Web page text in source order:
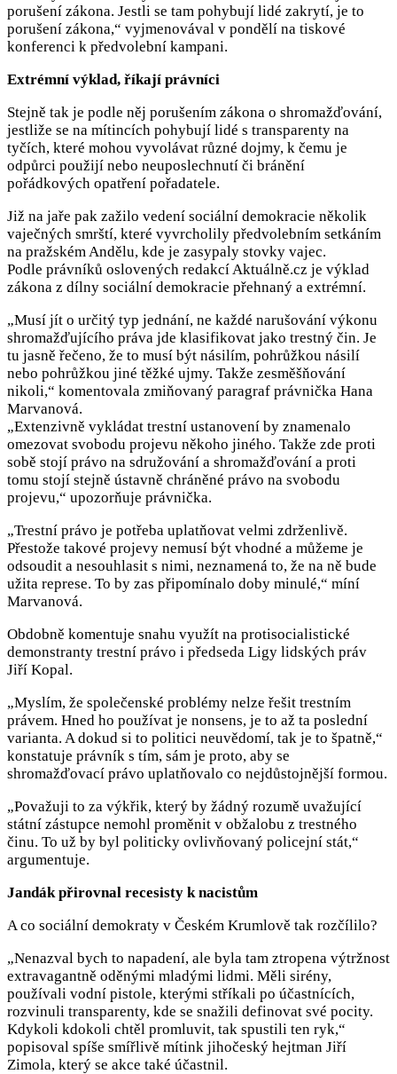
porušení zákona. Jestli se tam pohybují lidé zakrytí, je to
porušení zákona,“ vyjmenovával v pondělí na tiskové
konferenci k předvolební kampani.
Extrémní výklad, říkají právníci
Stejně tak je podle něj porušením zákona o shromažďování,
jestliže se na mítincích pohybují lidé s transparenty na
tyčích, které mohou vyvolávat různé dojmy, k čemu je
odpůrci použijí nebo neuposlechnutí či bránění
pořádkových opatření pořadatele.
Již na jaře pak zažilo vedení sociální demokracie několik
vaječných smrští, které vyvrcholily předvolebním setkáním
na pražském Andělu, kde je zasypaly stovky vajec.
Podle právníků oslovených redakcí Aktuálně.cz je výklad
zákona z dílny sociální demokracie přehnaný a extrémní.
„Musí jít o určitý typ jednání, ne každé narušování výkonu
shromažďujícího práva jde klasifikovat jako trestný čin. Je
tu jasně řečeno, že to musí být násilím, pohrůžkou násilí
nebo pohrůžkou jiné těžké ujmy. Takže zesměšňování
nikoli,“ komentovala zmiňovaný paragraf právnička Hana
Marvanová.
„Extenzivně vykládat trestní ustanovení by znamenalo
omezovat svobodu projevu někoho jiného. Takže zde proti
sobě stojí právo na sdružování a shromažďování a proti
tomu stojí stejně ústavně chráněné právo na svobodu
projevu,“ upozorňuje právnička.
„Trestní právo je potřeba uplatňovat velmi zdrženlivě.
Přestože takové projevy nemusí být vhodné a můžeme je
odsoudit a nesouhlasit s nimi, neznamená to, že na ně bude
užita represe. To by zas připomínalo doby minulé,“ míní
Marvanová.
Obdobně komentuje snahu využít na protisocialistické
demonstranty trestní právo i předseda Ligy lidských práv
Jiří Kopal.
„Myslím, že společenské problémy nelze řešit trestním
právem. Hned ho používat je nonsens, je to až ta poslední
varianta. A dokud si to politici neuvědomí, tak je to špatně,“
konstatuje právník s tím, sám je proto, aby se
shromažďovací právo uplatňovalo co nejdůstojnější formou.
„Považuji to za výkřik, který by žádný rozumě uvažující
státní zástupce nemohl proměnit v obžalobu z trestného
činu. To už by byl politicky ovlivňovaný policejní stát,“
argumentuje.
Jandák přirovnal recesisty k nacistům
A co sociální demokraty v Českém Krumlově tak rozčílilo?
„Nenazval bych to napadení, ale byla tam ztropena výtržnost
extravagantně oděnými mladými lidmi. Měli sirény,
používali vodní pistole, kterými stříkali po účastnících,
rozvinuli transparenty, kde se snažili definovat své pocity.
Kdykoli kdokoli chtěl promluvit, tak spustili ten ryk,“
popisoval spíše smířlivě mítink jihočeský hejtman Jiří
Zimola, který se akce také účastnil.